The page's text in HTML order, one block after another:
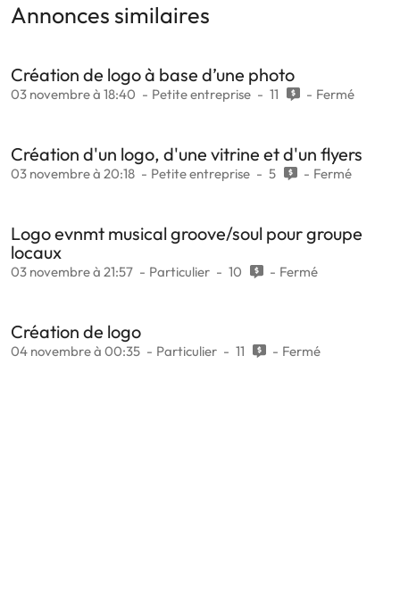
Annonces similaires
Création de logo à base d’une photo
03 novembre à 18:40 Petite entreprise 11 Fermé
Création d'un logo, d'une vitrine et d'un flyers
03 novembre à 20:18 Petite entreprise 5 Fermé
Logo evnmt musical groove/soul pour groupe
locaux
03 novembre à 21:57 Particulier 10 Fermé
Création de logo
04 novembre à 00:35 Particulier 11 Fermé